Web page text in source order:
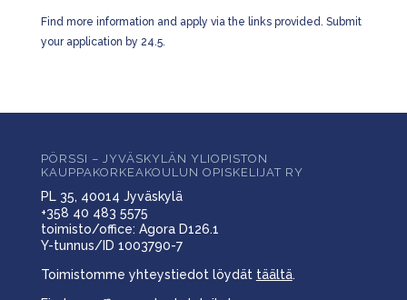
Find more information and apply via the links provided. Submit
your application by 24.5.
PÖRSSI – JYVÄSKYLÄN YLIOPISTON
KAUPPAKORKEAKOULUN OPISKELIJAT RY
PL 35, 40014 Jyväskylä
+358 40 483 5575
toimisto/office: Agora D126.1
Y-tunnus/ID 1003790-7
Toimistomme yhteystiedot löydät täältä.